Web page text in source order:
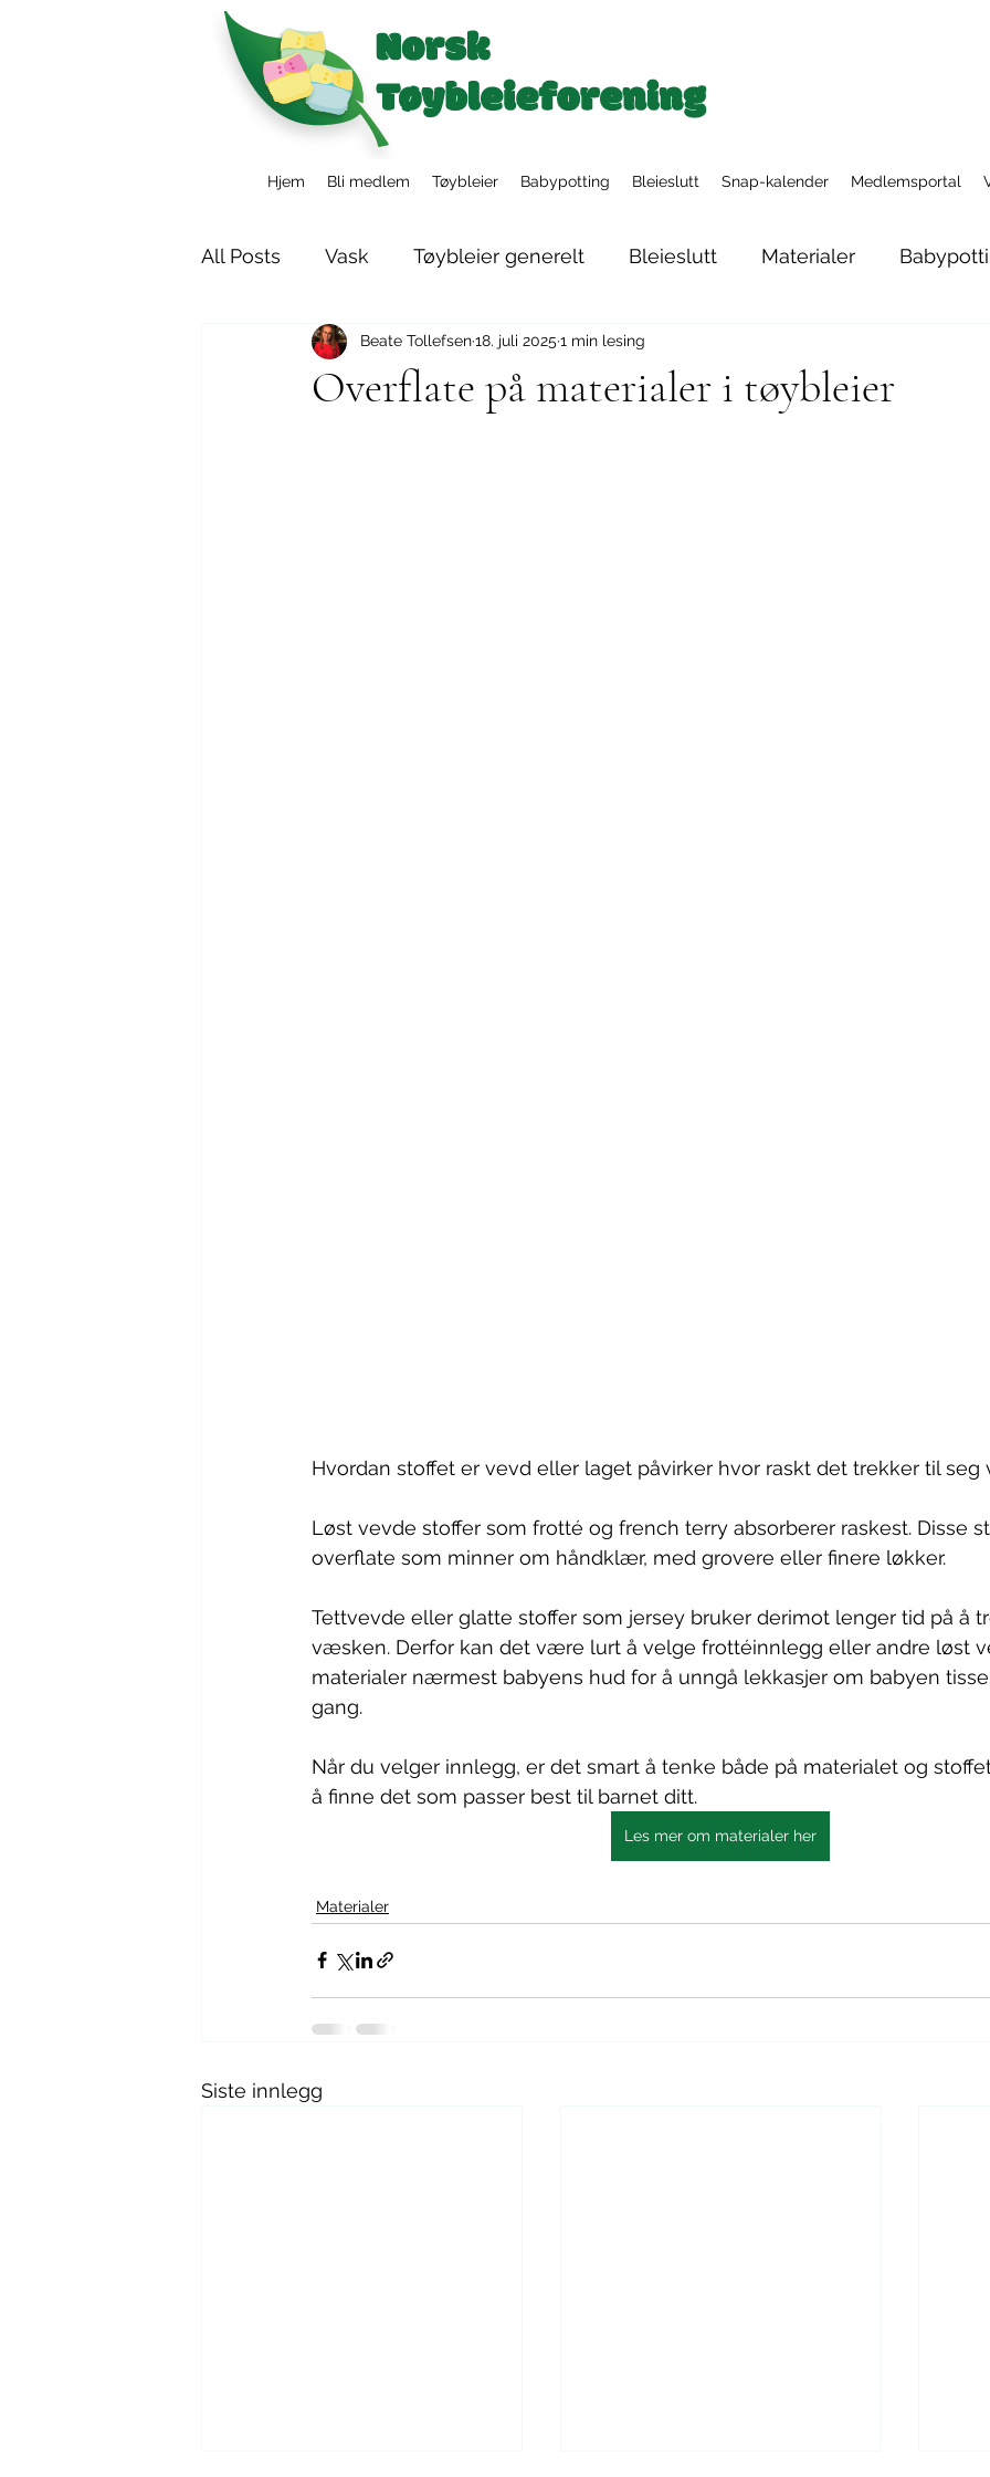
Hjem Bli medlem Tøybleier Babypotting Bleieslutt Snap-kalender Medlemsportal
All Posts Vask Tøybleier generelt Bleieslutt Materialer
Tøybleier i barnehagen Nyfødtbleier
Overflate på materialer i tøybleier
Beate Tollefsen18. juli 2025 1 min lesing
Hvordan stoffet er vevd eller laget påvirker hvor raskt det trekker til seg
Løst vevde stoffer som frotté og french terry absorberer raskest. Disse
overflate som minner om håndklær, med grovere eller finere løkker.
Tettvevde eller glatte stoffer som jersey bruker derimot lenger tid på å
væsken. Derfor kan det være lurt å velge frottéinnlegg eller andre løst
materialer nærmest babyens hud for å unngå lekkasjer om babyen
gang.
Når du velger innlegg, er det smart å tenke både på materialet og
å finne det som passer best til barnet ditt.
Les mer om materialer her
Materialer
Siste innlegg